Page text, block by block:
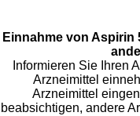
Einnahme von Aspirin
Informieren Sie Ihren
Arzneimittel
Arzneimittel
beabsichtigen, andere